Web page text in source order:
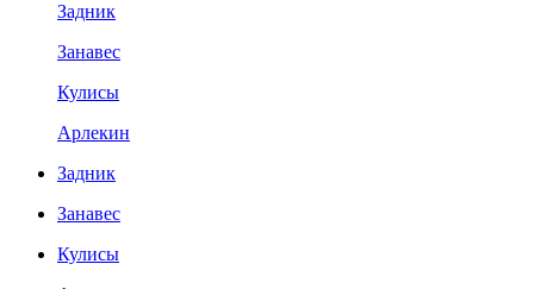
Задник
Занавес
Кулисы
Арлекин
Задник
Занавес
Кулисы